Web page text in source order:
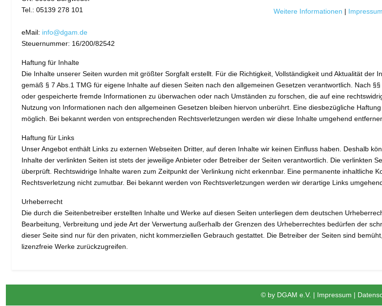
Tel.: 05139 278 101
eMail: info@dgam.de
Steuernummer: 16/200/82542
Haftung für Inhalte
Die Inhalte unserer Seiten wurden mit größter Sorgfalt erstellt. Für die Richtigkeit, Vollständigkeit und Aktualität
gemäß § 7 Abs.1 TMG für eigene Inhalte auf diesen Seiten nach den allgemeinen Gesetzen verantwortlich. Nach
oder gespeicherte fremde Informationen zu überwachen oder nach Umständen zu forschen, die auf eine
Nutzung von Informationen nach den allgemeinen Gesetzen bleiben hiervon unberührt. Eine diesbezügliche
möglich. Bei bekannt werden von entsprechenden Rechtsverletzungen werden wir diese Inhalte umgehend
Haftung für Links
Unser Angebot enthält Links zu externen Webseiten Dritter, auf deren Inhalte wir keinen Einfluss haben. Deshalb
Inhalte der verlinkten Seiten ist stets der jeweilige Anbieter oder Betreiber der Seiten verantwortlich. Die verlinkten
überprüft. Rechtswidrige Inhalte waren zum Zeitpunkt der Verlinkung nicht erkennbar. Eine permanente inhaltliche
Rechtsverletzung nicht zumutbar. Bei bekannt werden von Rechtsverletzungen werden wir derartige Links
Urheberrecht
Die durch die Seitenbetreiber erstellten Inhalte und Werke auf diesen Seiten unterliegen dem deutschen
Bearbeitung, Verbreitung und jede Art der Verwertung außerhalb der Grenzen des Urheberrechtes bedürfen der
dieser Seite sind nur für den privaten, nicht kommerziellen Gebrauch gestattet. Die Betreiber der Seiten sind
lizenzfreie Werke zurückzugreifen.
© by DGAM e.V. | Impressum |
Weitere Informationen | Impressum